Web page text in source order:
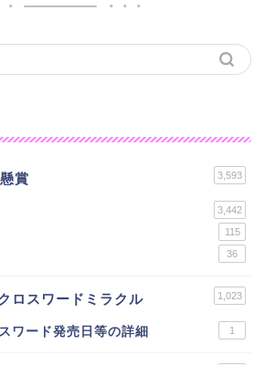
賞 3,593
3,442
115
36
ロスワードミラクル 1,023
ワード発売日等の詳細 1